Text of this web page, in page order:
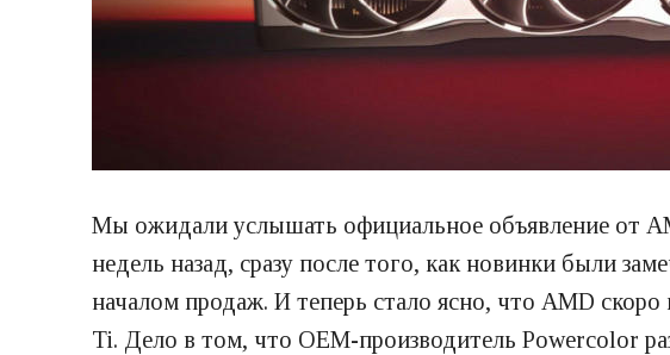
Мы ожидали услышать официальное объявление от
недель назад, сразу после того, как новинки были
началом продаж. И теперь стало ясно, что AMD
Ti. Дело в том, что OEM-производитель Powercolor